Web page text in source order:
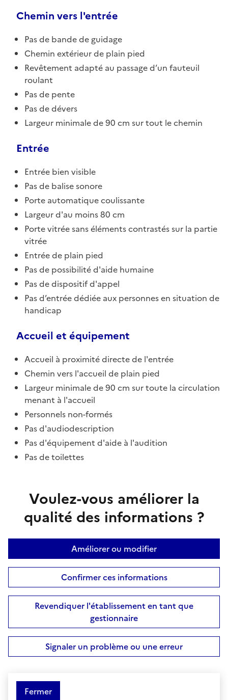
Chemin vers l'entrée
Pas de bande de guidage
Chemin extérieur de plain pied
Revêtement adapté au passage d’un fauteuil
roulant
Pas de pente
Pas de dévers
Largeur minimale de 90 cm sur tout le chemin
Entrée
Entrée bien visible
Pas de balise sonore
Porte automatique coulissante
Largeur d'au moins 80 cm
Porte vitrée sans éléments contrastés sur la partie
vitrée
Entrée de plain pied
Pas de possibilité d'aide humaine
Pas de dispositif d'appel
Pas d’entrée dédiée aux personnes en situation de
handicap
Accueil et équipement
Accueil à proximité directe de l'entrée
Chemin vers l'accueil de plain pied
Largeur minimale de 90 cm sur toute la circulation
menant à l'accueil
Personnels non-formés
Pas d'audiodescription
Pas d'équipement d'aide à l'audition
Pas de toilettes
Voulez-vous améliorer la
qualité des informations ?
Améliorer ou modifier
Confirmer ces informations
Revendiquer l'établissement en tant que
gestionnaire
Signaler un problème ou une erreur
Fermer